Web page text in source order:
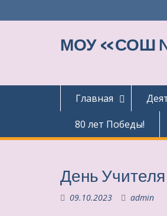
к
МОУ «СОШ
Главная
80 лет Победы!
День Учителя
09.10.2023 admin